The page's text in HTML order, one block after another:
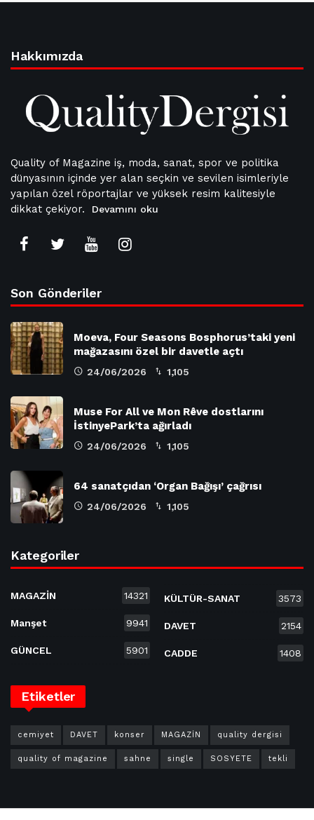
Hakkımızda
Quality of Magazine iş, moda, sanat, spor ve politika
dünyasının içinde yer alan seçkin ve sevilen isimleriyle
yapılan özel röportajlar ve yüksek resim kalitesiyle
dikkat çekiyor.
Devamını oku
Son Gönderiler
Moeva, Four Seasons Bosphorus’taki yeni
mağazasını özel bir davetle açtı
24/06/2026 1,105
Muse For All ve Mon Rêve dostlarını
İstinyePark’ta ağırladı
24/06/2026 1,105
64 sanatçıdan ‘Organ Bağışı’ çağrısı
24/06/2026 1,105
Kategoriler
MAGAZİN 14321
Manşet 9941
GÜNCEL 5901
KÜLTÜR-SANAT 3573
DAVET 2154
CADDE 1408
Etiketler
cemiyet DAVET konser MAGAZİN quality dergisi
quality of magazine sahne single SOSYETE tekli